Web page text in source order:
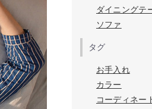
ダイニングテ
ソファ
タグ
お手入れ
カラー
コーディネー